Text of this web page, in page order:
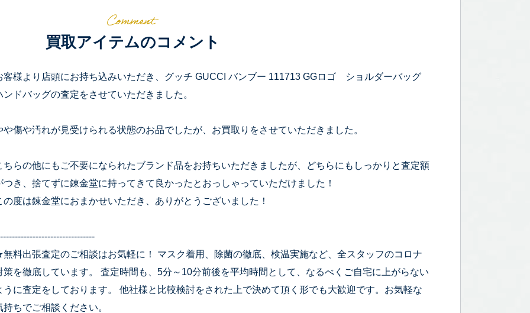
買取アイテムのコメント
客様より店頭にお持ち込みいただき、グッチ GUCCI バンブー 111713 GGロゴ ショルダーバッグ
ンドバッグの査定をさせていただきました。
や傷や汚れが見受けられる状態のお品でしたが、お買取りをさせていただきました。
ちらの他にもご不要になられたブランド品をお持ちいただきましたが、どちらにもしっかりと査定額
つき、捨てずに錬金堂に持ってきて良かったとおっしゃっていただけました！
の度は錬金堂におまかせいただき、ありがとうございました！
料出張査定のご相談はお気軽に！ マスク着用、除菌の徹底、検温実施など、全スタッフのコロナ
策を徹底しています。 査定時間も、5分～10分前後を平均時間として、なるべくご自宅に上がらない
うに査定をしております。 他社様と比較検討をされた上で決めて頂く形でも大歓迎です。お気軽な
持ちでご相談ください。